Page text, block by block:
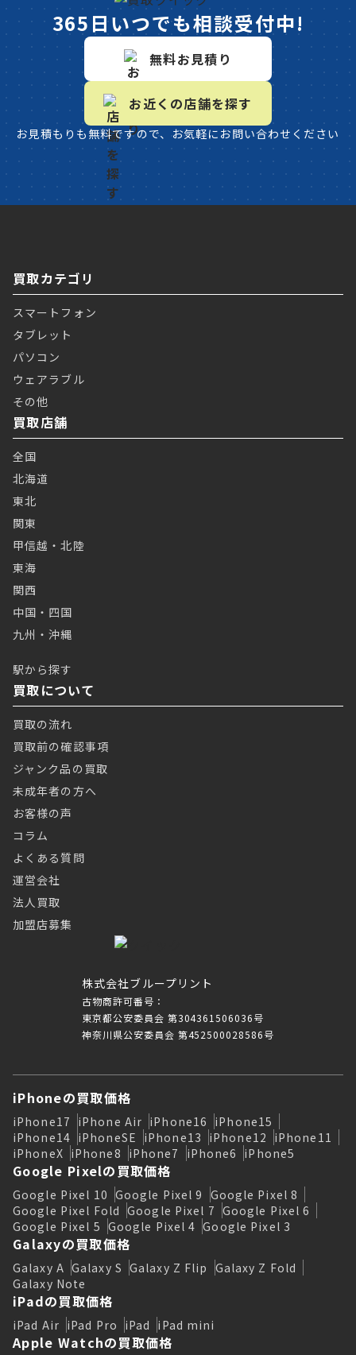
365日いつでも相談受付中!
無料お見積り
お近くの店舗を探す
お見積もりも無料ですので、お気軽にお問い合わせください
株式会社ブループリント
古物商許可番号：
東京都公安委員会 第304361506036号
神奈川県公安委員会 第452500028586号
買取カテゴリ
スマートフォン
タブレット
パソコン
ウェアラブル
その他
買取店舗
全国
北海道
東北
関東
甲信越・北陸
東海
関西
中国・四国
九州・沖縄
駅から探す
買取について
買取の流れ
買取前の確認事項
ジャンク品の買取
未成年者の方へ
お客様の声
コラム
よくある質問
運営会社
法人買取
加盟店募集
iPhoneの買取価格
iPhone17 iPhone Air iPhone16 iPhone15
iPhone14 iPhoneSE iPhone13 iPhone12 iPhone11
iPhoneX iPhone8 iPhone7 iPhone6 iPhone5
Google Pixelの買取価格
Google Pixel 10 Google Pixel 9 Google Pixel 8
Google Pixel Fold Google Pixel 7 Google Pixel 6
Google Pixel 5 Google Pixel 4 Google Pixel 3
Galaxyの買取価格
Galaxy A Galaxy S Galaxy Z Flip Galaxy Z Fold
Galaxy Note
iPadの買取価格
iPad Air iPad Pro iPad iPad mini
Apple Watchの買取価格